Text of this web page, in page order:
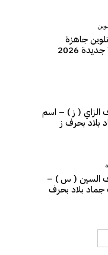
جاهزة
الزاي ( ز ) – اسم
بلاد بحرف ز
السين ( س ) –
جماد بلاد بحرف